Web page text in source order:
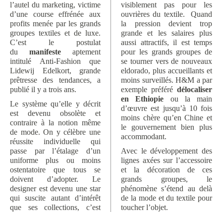
l’autel du marketing, victime
d’une course effrénée aux
profits menée par les grands
groupes textiles et de luxe.
C’est le postulat
du manifeste aptement
intitulé Anti-Fashion que
Lidewij Edelkort, grande
prêtresse des tendances, a
publié il y a trois ans.
Le système qu’elle y décrit
est devenu obsolète et
contraire à la notion même
de mode. On y célèbre une
réussite individuelle qui
passe par l’étalage d’un
uniforme plus ou moins
ostentatoire que tous se
doivent d’adopter. Le
designer est devenu une star
qui suscite autant d’intérêt
que ses collections, c’est
visiblement pas pour les
ouvrières du textile. Quand
la pression devient trop
grande et les salaires plus
aussi attractifs, il est temps
pour les grands groupes de
se tourner vers de nouveaux
eldorado, plus accueillants et
moins surveillés. H&M a par
exemple préféré délocaliser
en Ethiopie ou la main
d’œuvre est jusqu’à 10 fois
moins chère qu’en Chine et
le gouvernement bien plus
accommodant.
Avec le développement des
lignes axées sur l’accessoire
et la décoration de ces
grands groupes, le
phénomène s’étend au delà
de la mode et du textile pour
toucher l’objet.